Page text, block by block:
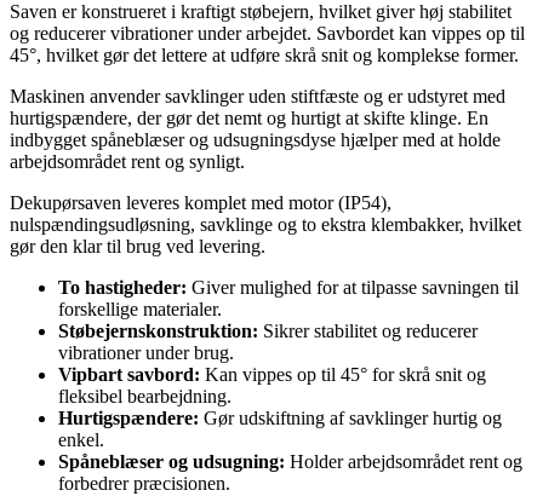
Saven er konstrueret i kraftigt støbejern, hvilket giver høj stabilitet
og reducerer vibrationer under arbejdet. Savbordet kan vippes op til
45°, hvilket gør det lettere at udføre skrå snit og komplekse former.
Maskinen anvender savklinger uden stiftfæste og er udstyret med
hurtigspændere, der gør det nemt og hurtigt at skifte klinge. En
indbygget spåneblæser og udsugningsdyse hjælper med at holde
arbejdsområdet rent og synligt.
Dekupørsaven leveres komplet med motor (IP54),
nulspændingsudløsning, savklinge og to ekstra klembakker, hvilket
gør den klar til brug ved levering.
To hastigheder: Giver mulighed for at tilpasse savningen til
forskellige materialer.
Støbejernskonstruktion: Sikrer stabilitet og reducerer
vibrationer under brug.
Vipbart savbord: Kan vippes op til 45° for skrå snit og
fleksibel bearbejdning.
Hurtigspændere: Gør udskiftning af savklinger hurtig og
enkel.
Spåneblæser og udsugning: Holder arbejdsområdet rent og
forbedrer præcisionen.